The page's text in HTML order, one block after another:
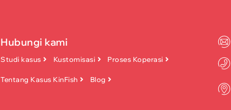
Hubungi kami
Studi kasus Kustomisasi Proses Koperasi
Tentang Kasus KinFish Blog